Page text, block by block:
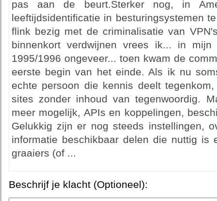
pas aan de beurt.Sterker nog, in
leeftijdsidentificatie in besturingsystemen
flink bezig met de criminalisatie van
binnenkort verdwijnen vrees ik... in
1995/1996 ongeveer... toen kwam de
eerste begin van het einde. Als ik nu
echte persoon die kennis deelt
sites zonder inhoud van tegenwoordig.
meer mogelijk, APIs en koppelingen,
Gelukkig zijn er nog steeds instellingen,
informatie beschikbaar delen die nuttig
graaiers (of ...
Beschrijf je klacht (Optioneel):